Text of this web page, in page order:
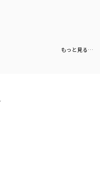
もっと見る…